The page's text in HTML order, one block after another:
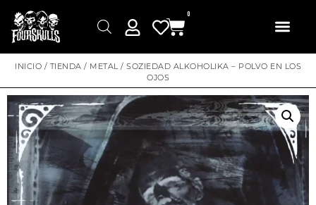
0
INICIO / TIENDA / METAL / SOZIEDAD ALKOHOLIKA – POLVO EN LOS
OJOS